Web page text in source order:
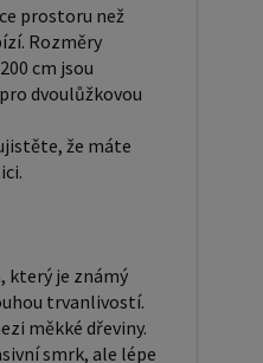
elegantní vzhled a
hladký, snadno se
a opotřebení.
spolupráci? Nebo
nákupu na
poptávku na
se Vám budeme
prostoru než
Rozměry
cm jsou
dvoulůžkovou
že máte
který je známý
trvanlivostí.
měkké dřeviny.
smrk, ale lépe